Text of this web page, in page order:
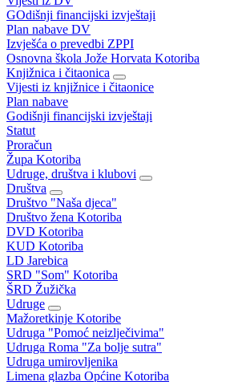
GOdišnji financijski izvještaji
Plan nabave DV
Izvješća o prevedbi ZPPI
Osnovna škola Jože Horvata Kotoriba
Knjižnica i čitaonica
Vijesti iz knjižnice i čitaonice
Plan nabave
Godišnji financijski izvještaji
Statut
Proračun
Župa Kotoriba
Udruge, društva i klubovi
Društva
Društvo "Naša djeca"
Društvo žena Kotoriba
DVD Kotoriba
KUD Kotoriba
LD Jarebica
SRD "Som" Kotoriba
ŠRD Žužička
Udruge
Mažoretkinje Kotoribe
Udruga "Pomoć neizlječivima"
Udruga Roma "Za bolje sutra"
Udruga umirovljenika
Limena glazba Općine Kotoriba